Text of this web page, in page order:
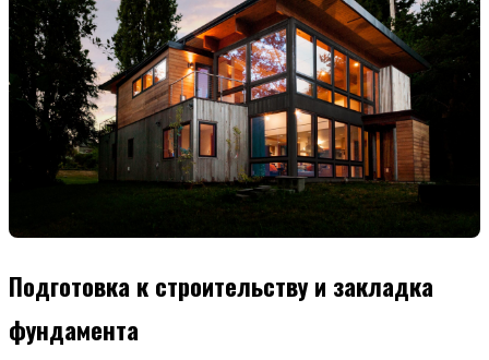
Подготовка к строительству и закладка
фундамента